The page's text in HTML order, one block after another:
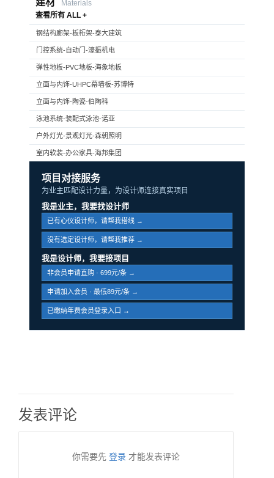
建材
Materials
查看所有 ALL +
钢结构廊架-板桁架-泰大建筑
门控系统-自动门-濠振机电
弹性地板-PVC地板-海象地板
立面与内饰-UHPC幕墙板-苏博特
立面与内饰-陶瓷-伯陶科
泳池系统-装配式泳池-诺亚
户外灯光-景观灯光-森朝照明
室内软装-办公家具-海邦集团
项目对接服务
为业主匹配设计力量，为设计师连接真实项目
我是业主，我要找设计师
已有心仪设计师，请帮我搭线 →
没有选定设计师，请帮我推荐 →
我是设计师，我要接项目
非会员申请直购 · 699元/条 →
申请加入会员 · 最低89元/条 →
已缴纳年费会员登录入口 →
发表评论
你需要先 登录 才能发表评论